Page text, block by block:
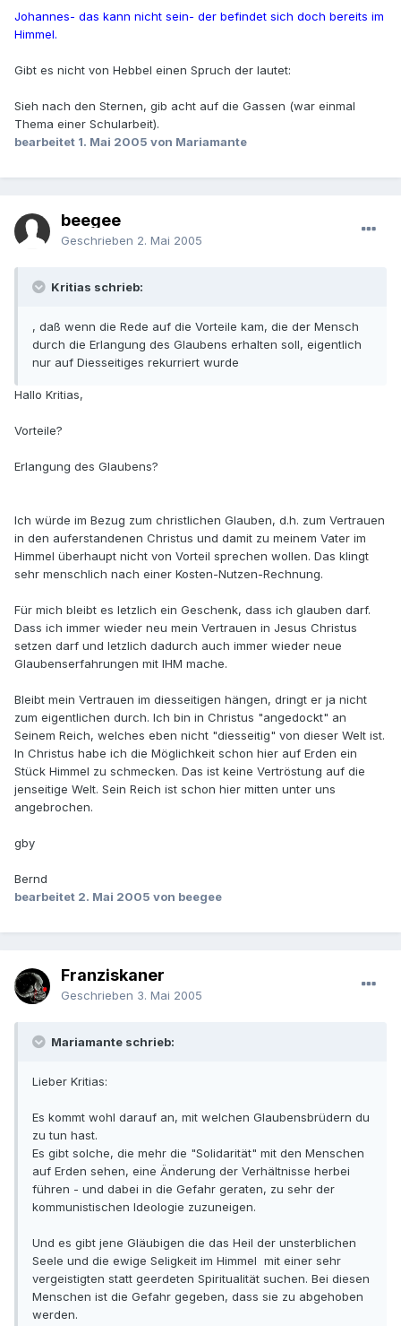
Johannes- das kann nicht sein- der befindet sich doch bereits im
Himmel.
Gibt es nicht von Hebbel einen Spruch der lautet:
Sieh nach den Sternen, gib acht auf die Gassen (war einmal
Thema einer Schularbeit).
bearbeitet 1. Mai 2005 von Mariamante
beegee
Geschrieben 2. Mai 2005
Kritias schrieb:
, daß wenn die Rede auf die Vorteile kam, die der Mensch
durch die Erlangung des Glaubens erhalten soll, eigentlich
nur auf Diesseitiges rekurriert wurde
Hallo Kritias,
Vorteile?
Erlangung des Glaubens?
Ich würde im Bezug zum christlichen Glauben, d.h. zum Vertrauen
in den auferstandenen Christus und damit zu meinem Vater im
Himmel überhaupt nicht von Vorteil sprechen wollen. Das klingt
sehr menschlich nach einer Kosten-Nutzen-Rechnung.
Für mich bleibt es letzlich ein Geschenk, dass ich glauben darf.
Dass ich immer wieder neu mein Vertrauen in Jesus Christus
setzen darf und letzlich dadurch auch immer wieder neue
Glaubenserfahrungen mit IHM mache.
Bleibt mein Vertrauen im diesseitigen hängen, dringt er ja nicht
zum eigentlichen durch. Ich bin in Christus "angedockt" an
Seinem Reich, welches eben nicht "diesseitig" von dieser Welt ist.
In Christus habe ich die Möglichkeit schon hier auf Erden ein
Stück Himmel zu schmecken. Das ist keine Vertröstung auf die
jenseitige Welt. Sein Reich ist schon hier mitten unter uns
angebrochen.
gby
Bernd
bearbeitet 2. Mai 2005 von beegee
Franziskaner
Geschrieben 3. Mai 2005
Mariamante schrieb:
Lieber Kritias:
Es kommt wohl darauf an, mit welchen Glaubensbrüdern du
zu tun hast.
Es gibt solche, die mehr die "Solidarität" mit den Menschen
auf Erden sehen, eine Änderung der Verhältnisse herbei
führen - und dabei in die Gefahr geraten, zu sehr der
kommunistischen Ideologie zuzuneigen.
Und es gibt jene Gläubigen die das Heil der unsterblichen
Seele und die ewige Seligkeit im Himmel mit einer sehr
vergeistigten statt geerdeten Spiritualität suchen. Bei diesen
Menschen ist die Gefahr gegeben, dass sie zu abgehoben
werden.